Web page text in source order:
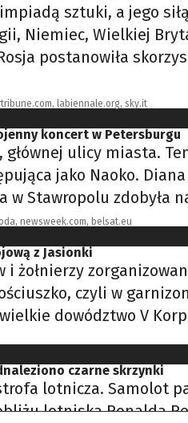
sztuki, a jego
Niemiec, Wielkiej
postanowiła
labiennale.org, sky.it
koncert w Petersburgu
głównej ulicy miasta.
jako Naoko.
Stawropolu zdobyła
newsweek.com, belsat.eu
z Jasionki
i żołnierzy
czyli w
wielkie dowództwo V
czarne skrzynki
lotnicza. Samolot
lotniska Ronalda